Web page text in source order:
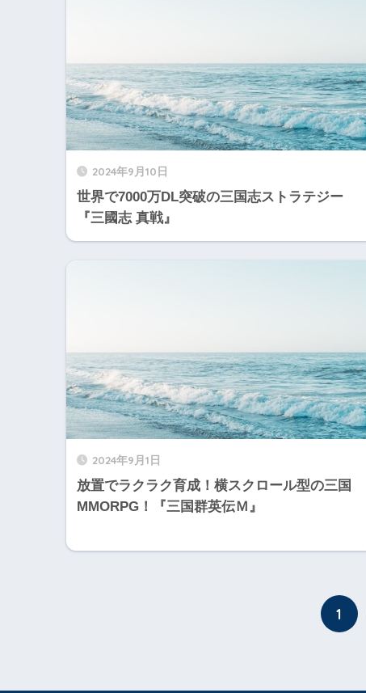
2024年9月10日
世界で7000万DL突破の三国志ストラテジー
『三國志 真戦』
2024年9月1日
放置でラクラク育成！横スクロール型の三国
MMORPG！『三国群英伝Ｍ』
1